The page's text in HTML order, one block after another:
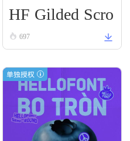
HF Gilded Scro
ll 697
单独授权